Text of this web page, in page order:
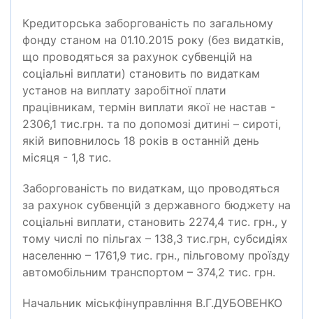
Кредиторська заборгованість по загальному
фонду станом на 01.10.2015 року (без видатків,
що проводяться за рахунок субвенцій на
соціальні виплати) становить по видаткам
установ на виплату заробітної плати
працівникам, термін виплати якої не настав -
2306,1 тис.грн. та по допомозі дитині – сироті,
якій виповнилось 18 років в останній день
місяця - 1,8 тис.
Заборгованість по видаткам, що проводяться
за рахунок субвенцій з державного бюджету на
соціальні виплати, становить 2274,4 тис. грн., у
тому числі по пільгах – 138,3 тис.грн, субсидіях
населенню – 1761,9 тис. грн., пільговому проїзду
автомобільним транспортом – 374,2 тис. грн.
Начальник міськфінуправління В.Г.ДУБОВЕНКО